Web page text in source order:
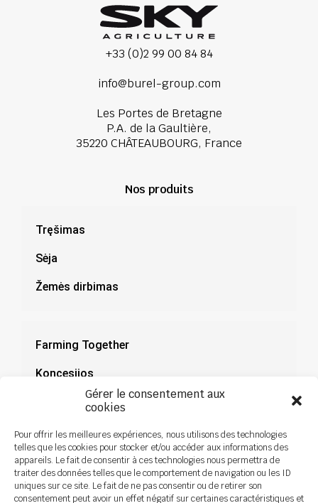
Gérer le consentement aux
cookies
Pour offrir les meilleures expériences, nous utilisons des technologies
telles que les cookies pour stocker et/ou accéder aux informations des
appareils. Le fait de consentir à ces technologies nous permettra de
traiter des données telles que le comportement de navigation ou les ID
uniques sur ce site. Le fait de ne pas consentir ou de retirer son
consentement peut avoir un effet négatif sur certaines caractéristiques et
+33 (0)2 99 00 84 84
info@burel-group.com
Les Portes de Bretagne
P.A. de la Gaultière,
35220 CHÂTEAUBOURG, France
Nos produits
Tręšimas
Sėja
Žemės dirbimas
Farming Together
Koncesijos
Dokumentacija
Naujienos